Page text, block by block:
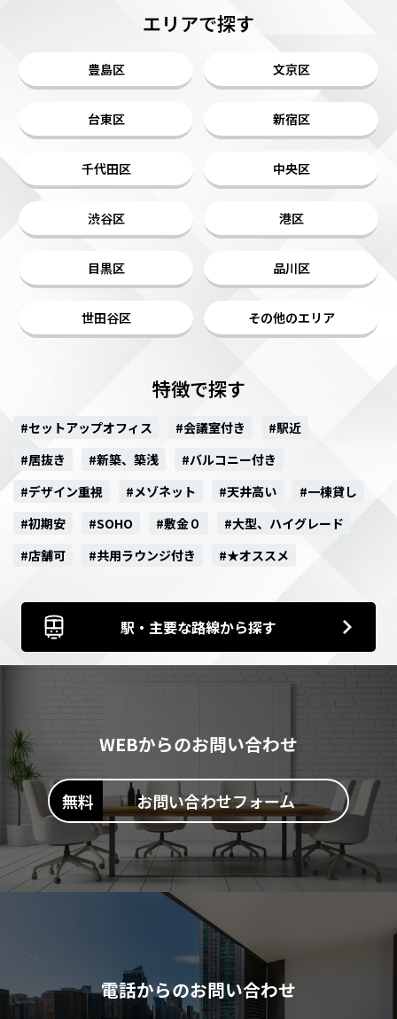
エリアで探す
豊島区 文京区
台東区 新宿区
千代田区 中央区
渋谷区 港区
目黒区 品川区
世田谷区 その他のエリア
特徴で探す
#セットアップオフィス #会議室付き
#駅近
#居抜き
#新築、築浅
#バルコニー付き
#デザイン重視
#メゾネット #天井高い
#一棟貸し
#初期安
#SOHO #敷金０
#大型、ハイグレード
#店舗可
#共用ラウンジ付き #★オススメ
駅・主要な路線から探す
WEBからのお問い合わせ
お問い合わせフォーム
電話からのお問い合わせ